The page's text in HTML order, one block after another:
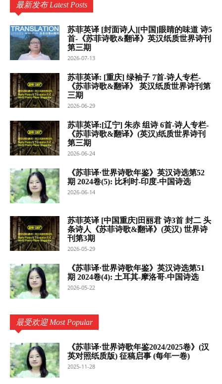
最新发布 Latest Posts
苏菲英译 [封面诗人][中国]眼睛的味道 诗5
首-《苏菲诗歌&翻译》英汉纸质世界诗刊
第三期
2026-07-13
苏菲英译: [重庆] 绿袖子 7首-诗人专栏-
《苏菲诗歌&翻译》 英汉纸质世界诗刊第
三期
2026-06-29
苏菲英译:[辽宁] 朱赤 组诗 6首-诗人专栏-
《苏菲诗歌&翻译》(英汉)纸质世界诗刊
第三期
2026-06-24
《苏菲译·世界诗歌年鉴》英汉诗选第52
期 2024卷(5): 比利时-印度-中国诗选
2026-06-14
苏菲英译 [中国重庆]田丽君 诗3首 封二 头
条诗人《苏菲诗歌&翻译》(英汉) 世界诗
刊第3期
2026-05-29
《苏菲译·世界诗歌年鉴》英汉诗选第51
期 2024卷(4): 土耳其-摩洛哥-中国诗选
2026-05-22
最受欢迎 Most Popular
《苏菲译·世界诗歌年鉴2024/2025卷》(汉
英对照纸质版) 征稿启事 (每年一卷)
2025-11-28